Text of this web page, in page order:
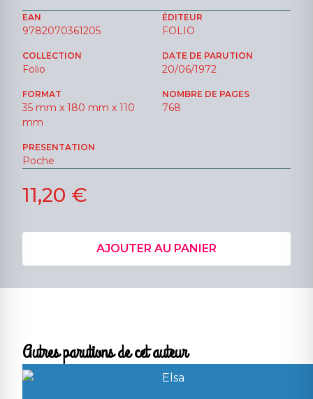
EAN
9782070361205
ÉDITEUR
FOLIO
COLLECTION
Folio
DATE DE PARUTION
20/06/1972
FORMAT
35 mm x 180 mm x 110
mm
NOMBRE DE PAGES
768
PRESENTATION
Poche
11,20 €
AJOUTER AU PANIER
Autres parutions de cet auteur